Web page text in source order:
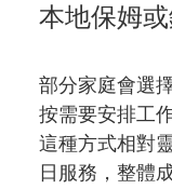
本地保姆
部分家庭會選
按需要安排工
這種方式相對
日服務，整體